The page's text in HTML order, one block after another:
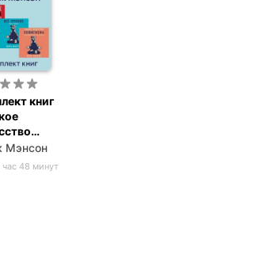
книг
Мэнсон
час 48 минут